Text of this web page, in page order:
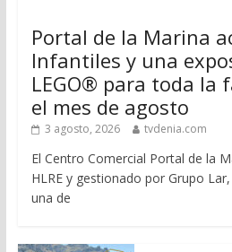
Portal de la Marina
Infantiles y una
LEGO® para toda la
el mes de agosto
3 agosto, 2026 tvdenia.com
El Centro Comercial Portal de la
HLRE y gestionado por Grupo
una de